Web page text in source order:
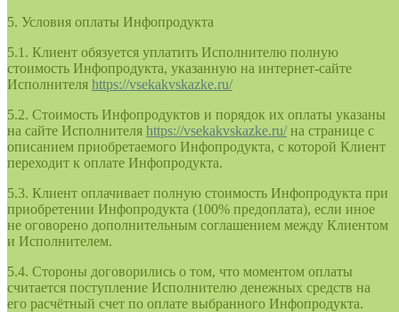
5. Условия оплаты Инфопродукта
5.1. Клиент обязуется уплатить Исполнителю полную
стоимость Инфопродукта, указанную на интернет-сайте
Исполнителя https://vsekakvskazke.ru/
5.2. Стоимость Инфопродуктов и порядок их оплаты указаны
на сайте Исполнителя https://vsekakvskazke.ru/на странице с
описанием приобретаемого Инфопродукта, с которой Клиент
переходит к оплате Инфопродукта.
5.3. Клиент оплачивает полную стоимость Инфопродукта при
приобретении Инфопродукта (100% предоплата), если иное
не оговорено дополнительным соглашением между Клиентом
и Исполнителем.
5.4. Стороны договорились о том, что моментом оплаты
считается поступление Исполнителю денежных средств на
его расчётный счет по оплате выбранного Инфопродукта.